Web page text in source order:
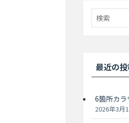
最近の
6箇所カ
2026年3月